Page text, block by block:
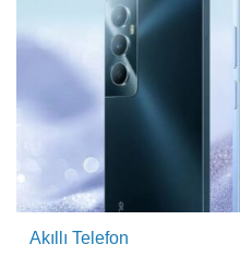
Akıllı Telefon